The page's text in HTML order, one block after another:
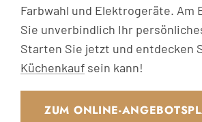
Farbwahl und Elektrogeräte. Am
Sie unverbindlich Ihr
Starten Sie jetzt und entdecken
Küchenkauf sein kann!
ZUM ONLINE-